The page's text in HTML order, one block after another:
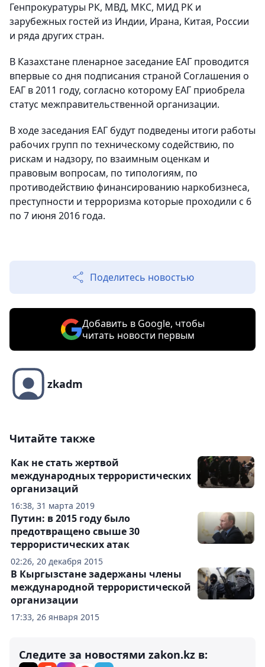
Генпрокуратуры РК, МВД, МКС, МИД РК и
зарубежных гостей из Индии, Ирана, Китая, России
и ряда других стран.
В Казахстане пленарное заседание ЕАГ проводится
впервые со дня подписания страной Соглашения о
ЕАГ в 2011 году, согласно которому ЕАГ приобрела
статус межправительственной организации.
В ходе заседания ЕАГ будут подведены итоги работы
рабочих групп по техническому содействию, по
рискам и надзору, по взаимным оценкам и
правовым вопросам, по типологиям, по
противодействию финансированию наркобизнеса,
преступности и терроризма которые проходили с 6
по 7 июня 2016 года.
Поделитесь новостью
Добавить в Google, чтобы
читать новости первым
zkadm
Читайте также
16:38, 31 марта 2019
Как не стать жертвой
международных террористических
организаций
02:26, 20 декабря 2015
Путин: в 2015 году было
предотвращено свыше 30
террористических атак
17:33, 26 января 2015
В Кыргызстане задержаны члены
международной террористической
организации
Следите за новостями zakon.kz в: